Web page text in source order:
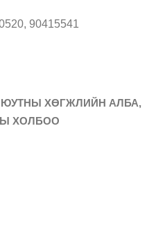
90415541
ХӨГЖЛИЙН АЛБА,
ХОЛБОО